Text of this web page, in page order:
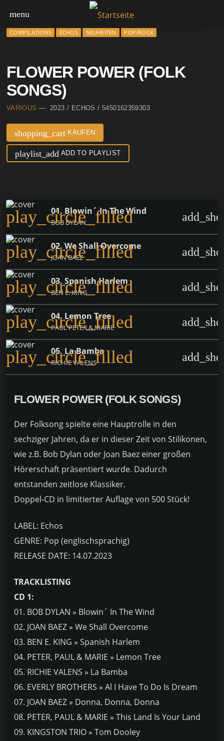
menu
COMPILATIONS ECHOS NEUHEITEN POP/ROCK
FLOWER POWER (FOLK
SONGS)
VARIOUS — 2023 / ECHOS / 5450162359303
shopping_cartKAUFEN
playlist_add ADD TO PLAYLIST
play_circle_filled
01. Blowin´ In The Wind
BOB DYLAN
play_circle_filled
02. We Shall Overcome
JOAN BAEZ
play_circle_filled
03. Spanish Harlem
BEN E. KING
play_circle_filled
04. Lemon Tree
PAUL PETER & MARIE
play_circle_filled
05. La Bamba
RICHIE VALENS
FLOWER POWER (FOLK SONGS)
Der Folksong spielte eine Hauptrolle in den
sechziger Jahren, da er in dieser Zeit von Stilikonen,
wie z.B. Bob Dylan oder Joan Baez einer großen
Hörerschaft präsentiert wurde. Dadurch
entstanden zeitlose Klassiker.
Doppel-CD in limitierter Auflage von 500 Stück!
LABEL: Echos
GENRE: Pop (englischsprachig)
RELEASE DATE: 14.07.2023
TRACKLISTING
CD 1:
01. BOB DYLAN » Blowin´ In The Wind
02. JOAN BAEZ » We Shall Overcome
03. BEN E. KING » Spanish Harlem
04. PETER, PAUL & MARIE » Lemon Tree
05. RICHIE VALENS » La Bamba
06. EVERLY BROTHERS » Al I Have To Do Is Dream
07. JOAN BAEZ » Donna, Donna, Donna
08. PETER, PAUL & MARIE » This Land Is Your Land
09. KINGSTON TRIO » Tom Dooley